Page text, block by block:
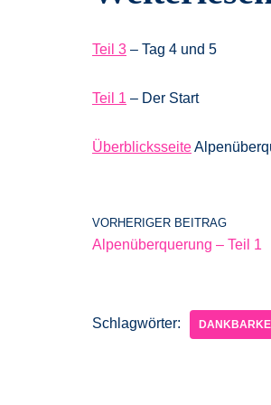
Teil 3 – Tag 4 und 5
Teil 1 – Der Start
Überblicksseite
VORHERIGER BEITRAG
Alpenüberquerung – Teil 1
Schlagwörter: